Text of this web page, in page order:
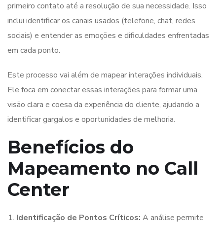
primeiro contato até a resolução de sua necessidade. Isso
inclui identificar os canais usados (telefone, chat, redes
sociais) e entender as emoções e dificuldades enfrentadas
em cada ponto.
Este processo vai além de mapear interações individuais.
Ele foca em conectar essas interações para formar uma
visão clara e coesa da experiência do cliente, ajudando a
identificar gargalos e oportunidades de melhoria.
Benefícios do
Mapeamento no Call
Center
Identificação de Pontos Críticos: A análise permite